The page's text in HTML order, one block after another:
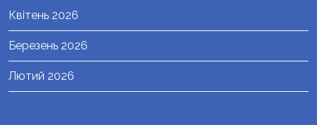
Квітень 2026
Березень 2026
Лютий 2026